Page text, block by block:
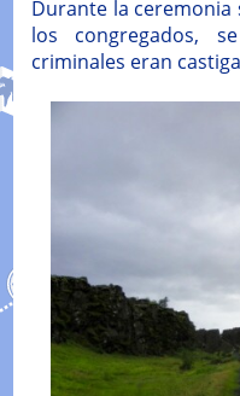
Durante la ceremonia
los congregados,
criminales eran